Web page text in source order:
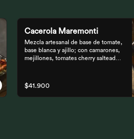
Cacerola Maremonti
Mezcla artesanal de base de tomate,
base blanca y ajillo; con camarones,
mejillones, tomates cherry salteados
tostones de pan focaccia con pesto
verde rústico.
$41.900